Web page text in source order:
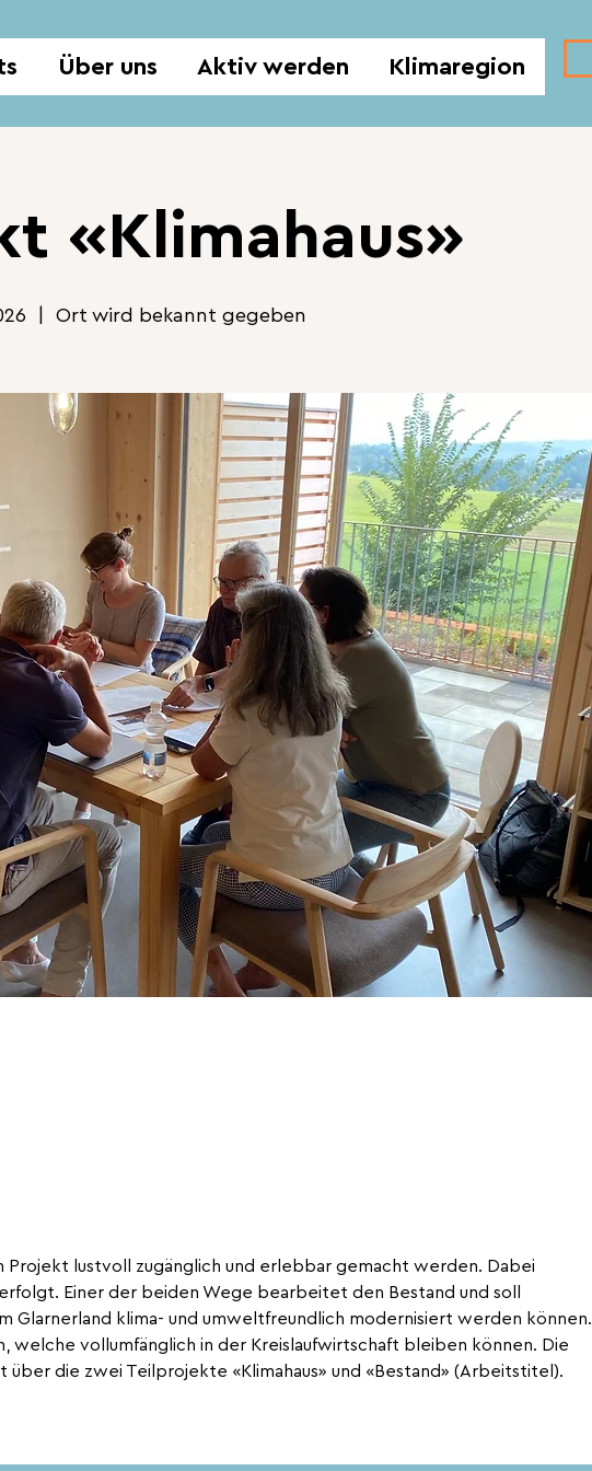
Über uns Aktiv werden Klimaregion
«Klimahaus»
Ort wird bekannt gegeben
Projekt lustvoll zugänglich und erlebbar gemacht werden. Dabei
Einer der beiden Wege bearbeitet den Bestand und soll
Glarnerland klima- und umweltfreundlich modernisiert werden können.
welche vollumfänglich in der Kreislaufwirtschaft bleiben können. Die
die zwei Teilprojekte «Klimahaus» und «Bestand» (Arbeitstitel).